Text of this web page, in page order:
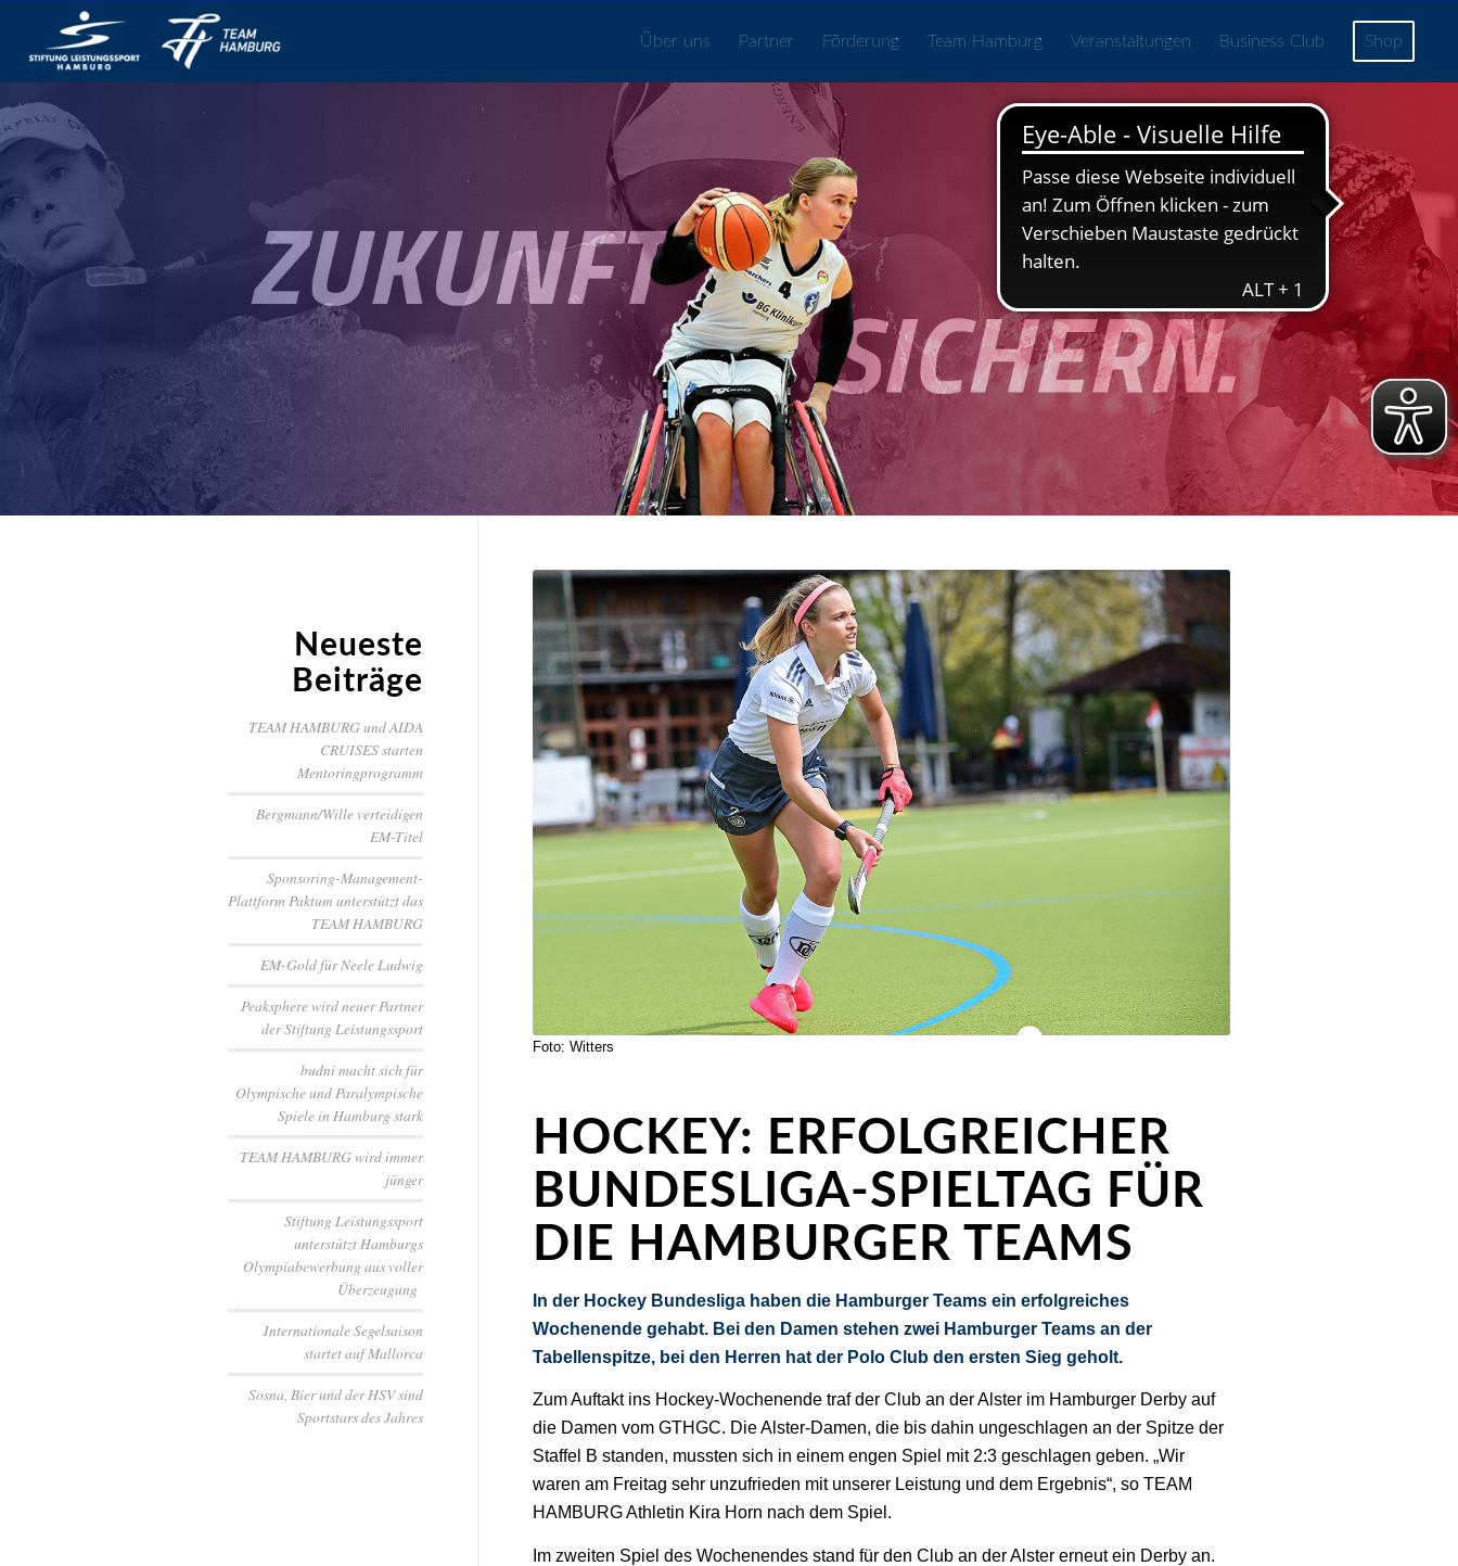
Über uns Partner Förderung Team Hamburg Veranstaltungen Business Club Shop
Foto: Witters
HOCKEY: ERFOLGREICHER
BUNDESLIGA-SPIELTAG FÜR
DIE HAMBURGER TEAMS
In der Hockey Bundesliga haben die Hamburger Teams ein erfolgreiches
Wochenende gehabt. Bei den Damen stehen zwei Hamburger Teams an der
Tabellenspitze, bei den Herren hat der Polo Club den ersten Sieg geholt.
Zum Auftakt ins Hockey-Wochenende traf der Club an der Alster im Hamburger Derby auf
die Damen vom GTHGC. Die Alster-Damen, die bis dahin ungeschlagen an der Spitze der
Staffel B standen, mussten sich in einem engen Spiel mit 2:3 geschlagen geben. „Wir
waren am Freitag sehr unzufrieden mit unserer Leistung und dem Ergebnis“, so TEAM
HAMBURG Athletin Kira Horn nach dem Spiel.
Im zweiten Spiel des Wochenendes stand für den Club an der Alster erneut ein Derby an.
Neueste
Beiträge
TEAM HAMBURG und AIDA
CRUISES starten
Mentoringprogramm
Bergmann/Wille verteidigen
EM-Titel
Sponsoring-Management-
Plattform Paktum unterstützt das
TEAM HAMBURG
EM-Gold für Neele Ludwig
Peaksphere wird neuer Partner
der Stiftung Leistungssport
budni macht sich für
Olympische und Paralympische
Spiele in Hamburg stark
TEAM HAMBURG wird immer
jünger
Stiftung Leistungssport
unterstützt Hamburgs
Olympiabewerbung aus voller
Überzeugung
Internationale Segelsaison
startet auf Mallorca
Sosna, Bier und der HSV sind
Sportstars des Jahres